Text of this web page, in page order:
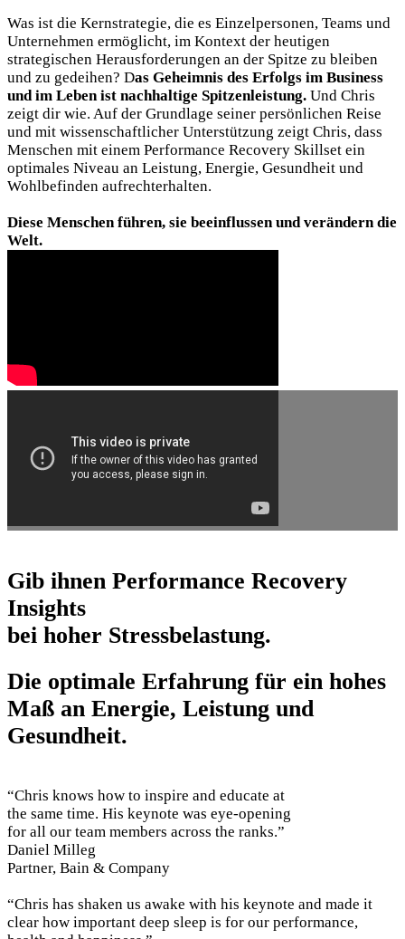
Was ist die Kernstrategie, die es Einzelpersonen, Teams und
Unternehmen ermöglicht, im Kontext der heutigen
strategischen Herausforderungen an der Spitze zu bleiben
und zu gedeihen? Das Geheimnis des Erfolgs im Business
und im Leben ist nachhaltige Spitzenleistung. Und Chris
zeigt dir wie. Auf der Grundlage seiner persönlichen Reise
und mit wissenschaftlicher Unterstützung zeigt Chris, dass
Menschen mit einem Performance Recovery Skillset ein
optimales Niveau an Leistung, Energie, Gesundheit und
Wohlbefinden aufrechterhalten.
Diese Menschen führen, sie beeinflussen und verändern die
Welt.
Gib ihnen Performance Recovery
Insights
bei hoher Stressbelastung.
Die optimale Erfahrung für ein hohes
Maß an Energie, Leistung und
Gesundheit.
“Chris knows how to inspire and educate at
the same time. His keynote was eye-opening
for all our team members across the ranks.”
Daniel Milleg
Partner, Bain & Company
“Chris has shaken us awake with his keynote and made it
clear how important deep sleep is for our performance,